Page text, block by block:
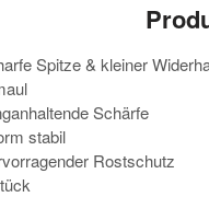
Spitze & kleiner
Schärfe
stabil
Rostschutz